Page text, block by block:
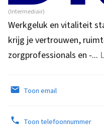
(Intermediair)
Werkgeluk en vitaliteit
krijg je vertrouwen,
zorgprofessionals en -...
Toon email
Toon telefoonnummer